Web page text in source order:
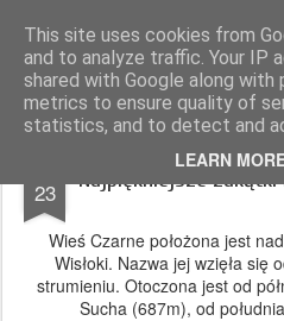
This site uses cookies from
and to analyze traffic. Your IP
shared with Google along
metrics to ensure quality of
statistics, and to detect and
LEARN
Magurskie wyprawy
Pages
23 Najpiękniejsze zakątki
Wieś Czarne położona jest
Wisłoki. Nazwa jej wzięła się
strumieniu. Otoczona jest od
Sucha (687m), od